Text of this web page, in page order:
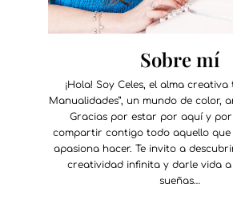
Sobre mí
¡Hola! Soy Celes, el alma creativa
Manualidades”, un mundo de color,
Gracias por estar por aquí y
compartir contigo todo aquello que
apasiona hacer. Te invito a
creatividad infinita y darle vida a
sueñas…